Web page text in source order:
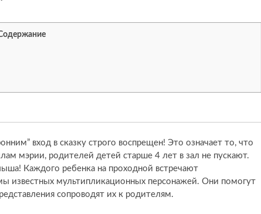
вход в сказку строго воспрещен! Это означает то, что
мэрии, родителей детей старше 4 лет в зал не пускают.
Каждого ребенка на проходной встречают
известных мультипликационных персонажей. Они помогут
сопроводят их к родителям.